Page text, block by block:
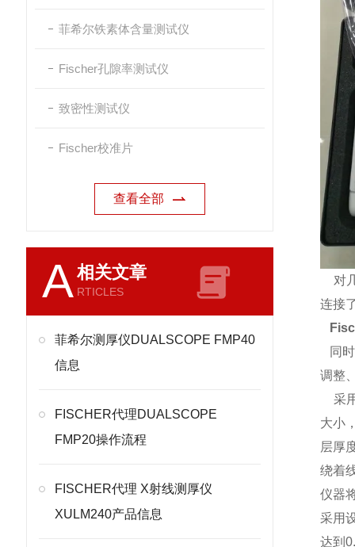
菲希尔铁素体含量测试仪
Fischer孔隙率测试仪
致密性测试仪
Fischer校准片
查看全部
A相关文章
RTICLES
菲希尔测厚仪DUALSCOPE FMP40
信息
FISCHER代理DUALSCOPE
FMP20操作流程
FISCHER代理 X射线测厚仪
XULM240产品信息
对
连接
同时
调整
采
大小
层厚
绕着
仪器
采用
达到